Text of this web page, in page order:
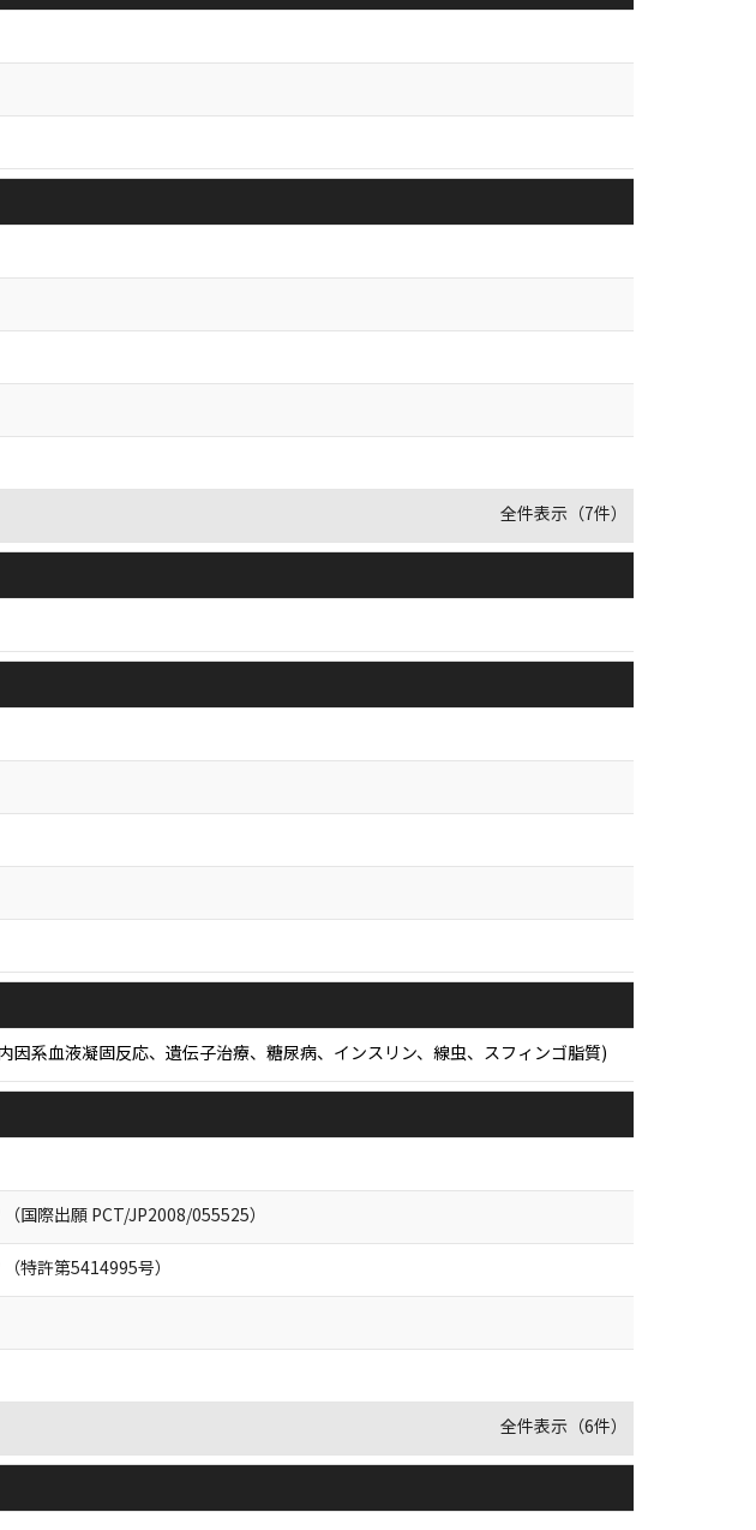
全件表示（7件）
系血液凝固反応、遺伝子治療、糖尿病、インスリン、線虫、スフィンゴ脂質)
国際出願 PCT/JP2008/055525）
特許第5414995号）
全件表示（6件）